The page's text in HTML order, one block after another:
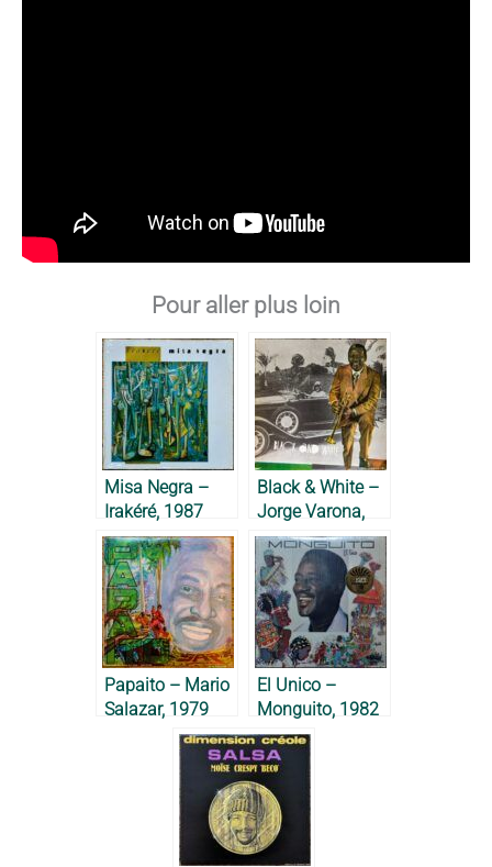
Pour aller plus loin
Misa Negra –
Irakéré, 1987
Black & White –
Jorge Varona,
1987
Papaito – Mario
Salazar, 1979
El Unico –
Monguito, 1982